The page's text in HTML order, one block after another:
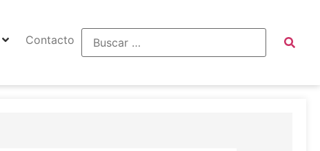
Contacto